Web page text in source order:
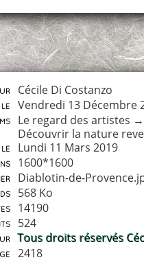
Cécile Di Costanzo
Vendredi 13 Décembre
Le regard des artistes →
Découvrir la nature
le Lundi 11 Mars 2019
1600*1600
Diablotin-de-
568 Ko
14190
524
Tous droits réservés
2418